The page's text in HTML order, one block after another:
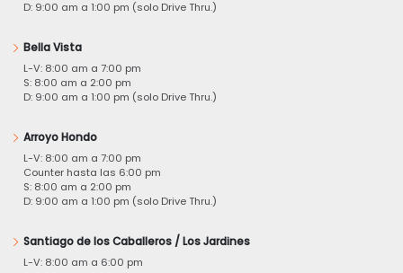
D: 9:00 am a 1:00 pm (solo Drive Thru.)
Bella Vista
L-V: 8:00 am a 7:00 pm
S: 8:00 am a 2:00 pm
D: 9:00 am a 1:00 pm (solo Drive Thru.)
Arroyo Hondo
L-V: 8:00 am a 7:00 pm
Counter hasta las 6:00 pm
S: 8:00 am a 2:00 pm
D: 9:00 am a 1:00 pm (solo Drive Thru.)
Santiago de los Caballeros / Los Jardines
L-V: 8:00 am a 6:00 pm